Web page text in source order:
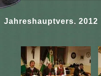
Jahreshauptvers. 2012